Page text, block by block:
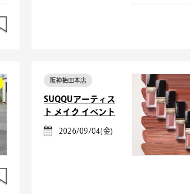
阪神梅田本店
SUQQUアーティス
ト メイク イベント
2026/09/04(金)